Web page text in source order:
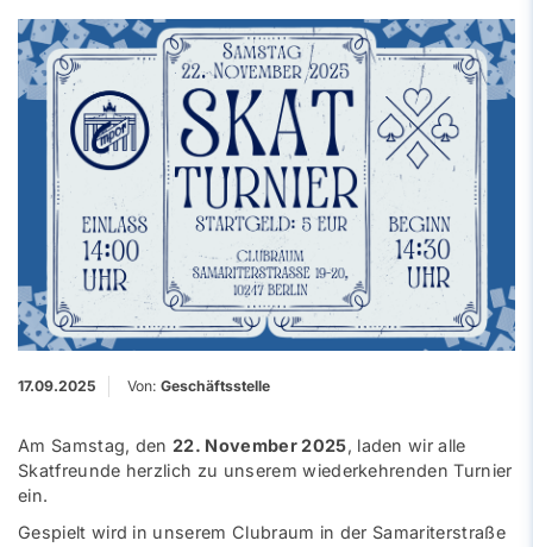
17.09.2025 Von: Geschäftsstelle
Am Samstag, den22. November 2025, laden wir alle
Skatfreunde herzlich zu unserem wiederkehrenden Turnier
ein.
Gespielt wird in unserem Clubraum in der Samariterstraße